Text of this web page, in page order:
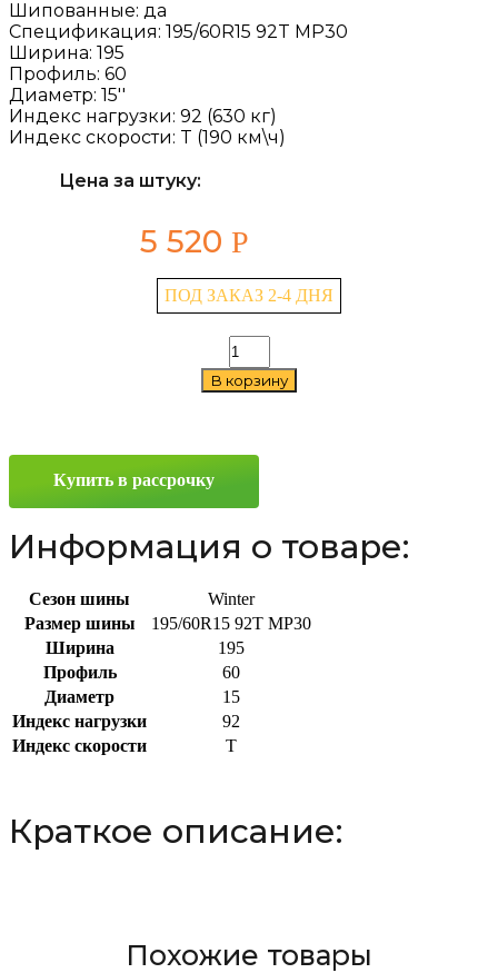
Шипованные: да
Спецификация: 195/60R15 92T MP30
Ширина: 195
Профиль: 60
Диаметр: 15''
Индекс нагрузки: 92 (630 кг)
Индекс скорости: T (190 км\ч)
Цена за штуку:
5 520 Р
ПОД ЗАКАЗ 2-4 ДНЯ
Количество
товара
Torero
В корзину
Купить в рассрочку
Информация о товаре:
Сезон шины
Winter
Размер шины
195/60R15 92T MP30
Ширина
195
Профиль
60
Диаметр
15
Индекс нагрузки
92
Индекс скорости
T
Краткое описание:
Похожие товары